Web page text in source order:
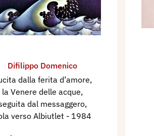
Difilippo Domenico
dalla ferita d’amore,
la Venere delle acque,
dal messaggero,
verso Albiutlet - 1984